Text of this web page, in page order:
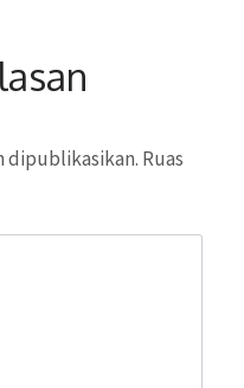
dipublikasikan. Ruas